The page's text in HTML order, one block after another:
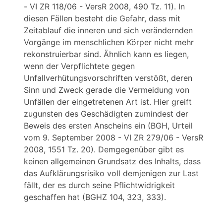
- VI ZR 118/06 - VersR 2008, 490 Tz. 11). In
diesen Fällen besteht die Gefahr, dass mit
Zeitablauf die inneren und sich verändernden
Vorgänge im menschlichen Körper nicht mehr
rekonstruierbar sind. Ähnlich kann es liegen,
wenn der Verpflichtete gegen
Unfallverhütungsvorschriften verstößt, deren
Sinn und Zweck gerade die Vermeidung von
Unfällen der eingetretenen Art ist. Hier greift
zugunsten des Geschädigten zumindest der
Beweis des ersten Anscheins ein (BGH, Urteil
vom 9. September 2008 - VI ZR 279/06 - VersR
2008, 1551 Tz. 20). Demgegenüber gibt es
keinen allgemeinen Grundsatz des Inhalts, dass
das Aufklärungsrisiko voll demjenigen zur Last
fällt, der es durch seine Pflichtwidrigkeit
geschaffen hat (BGHZ 104, 323, 333).